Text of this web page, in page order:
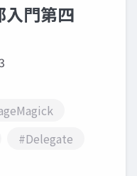
門第四
#Delegate